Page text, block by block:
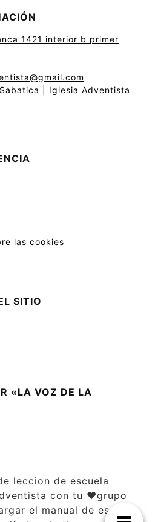
1421 interior b primer
| Iglesia Adventista
las cookies
SITIO
«LA VOZ DE LA
leccion de escuela
con tu ❤️grupo
el manual de escuela